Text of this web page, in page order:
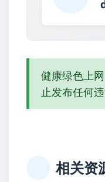
健康绿色上
止发布任何
相关资